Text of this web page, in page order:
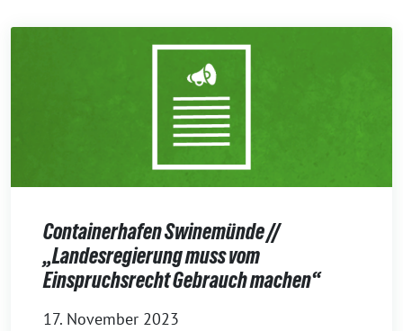
Containerhafen Swinemünde //
„Landesregierung muss vom
Einspruchsrecht Gebrauch machen“
17. November 2023